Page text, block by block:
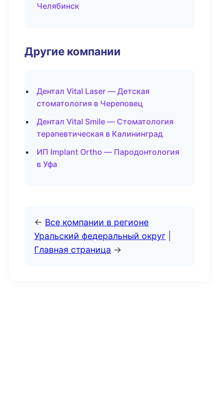
Челябинск
Другие компании
Дентал Vital Laser — Детская
стоматология в Череповец
Дентал Vital Smile — Стоматология
терапевтическая в Калининград
ИП Implant Ortho — Пародонтология
в Уфа
← Все компании в регионе
Уральский федеральный округ
Главная страница →